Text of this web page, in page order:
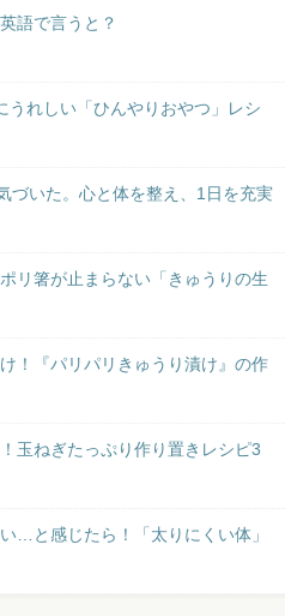
語で言うと？
うれしい「ひんやりおやつ」レシ
づいた。心と体を整え、1日を充実
リ箸が止まらない「きゅうりの生
！『パリパリきゅうり漬け』の作
玉ねぎたっぷり作り置きレシピ3
…と感じたら！「太りにくい体」